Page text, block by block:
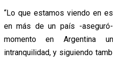
“Lo que estamos viendo en
en más de un país -
momento en Argentina
intranquilidad, y siguiendo